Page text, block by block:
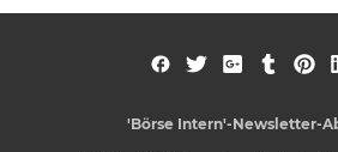
'Börse Intern'-Newsletter-